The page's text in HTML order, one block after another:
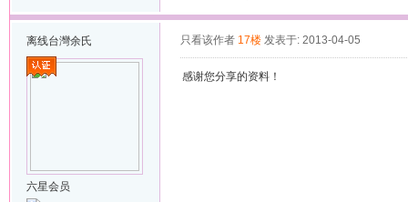
离线台灣余氏
六星会员
只看该作者 17楼 发表于: 2013-04-05
感谢您分享的资料！